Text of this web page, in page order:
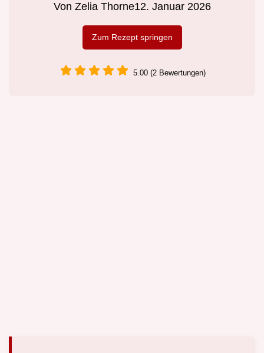
Von Zelia Thorne12. Januar 2026
Zum Rezept springen
5.00 (2 Bewertungen)